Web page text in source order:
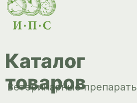
Доставка и
оплата
О компании
Сопутствующие товары